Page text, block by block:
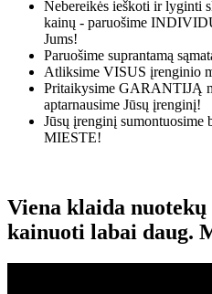
Nebereikės ieškoti ir lyginti
kainų - paruošime
Jums!
Paruošime suprantamą
Atliksime VISUS įrenginio
Pritaikysime GARANTIJĄ
aptarnausime Jūsų įrenginį!
Jūsų įrenginį sumontuosime
MIESTE!
Viena klaida nuotekų
kainuoti labai daug.